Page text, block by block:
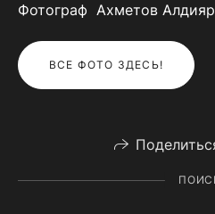
Фотограф Ахметов Алдияр
ВСЕ ФОТО ЗДЕСЬ!